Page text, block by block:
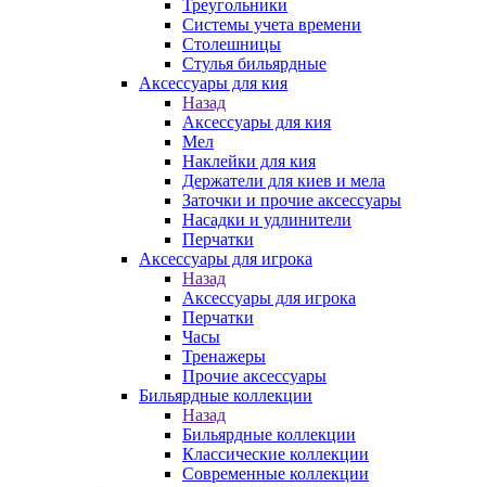
Треугольники
Системы учета времени
Столешницы
Стулья бильярдные
Аксессуары для кия
Назад
Аксессуары для кия
Мел
Наклейки для кия
Держатели для киев и мела
Заточки и прочие аксессуары
Насадки и удлинители
Перчатки
Аксессуары для игрока
Назад
Аксессуары для игрока
Перчатки
Часы
Тренажеры
Прочие аксессуары
Бильярдные коллекции
Назад
Бильярдные коллекции
Классические коллекции
Современные коллекции